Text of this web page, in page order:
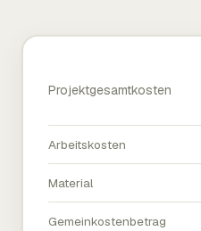
Projektgesamtkosten
Arbeitskosten
Material
Gemeinkostenbetrag